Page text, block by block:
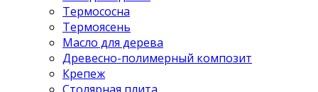
Термососна
Термоясень
Масло для дерева
Древесно-полимерный композит
Крепеж